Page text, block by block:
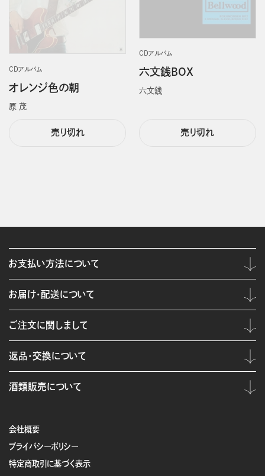
CDアルバム
オレンジ色の朝
原 茂
売り切れ
CDアルバム
六文銭BOX
六文銭
売り切れ
会社概要
プライバシーポリシー
特定商取引に基づく表示
お支払い方法について
お届け・配送について
ご注文に関しまして
返品・交換について
酒類販売について